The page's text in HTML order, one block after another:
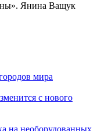
Янина Ващук
мира
с нового
на необорудованных